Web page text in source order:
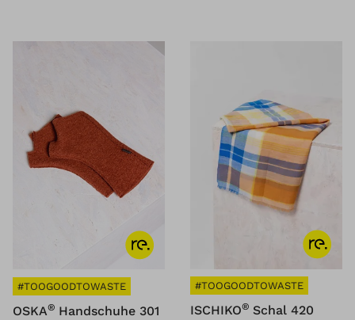
#TOOGOODTOWASTE
OSKA® Handschuhe 301
#TOOGOODTOWASTE
ISCHIKO® Schal 420